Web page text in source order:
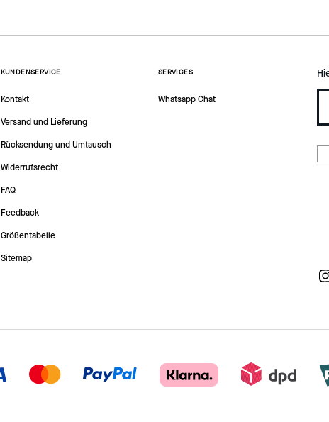
KUNDENSERVICE
Kontakt
Versand und Lieferung
Rücksendung und Umtausch
Widerrufsrecht
FAQ
Feedback
Größentabelle
Sitemap
SERVICES
Whatsapp Chat